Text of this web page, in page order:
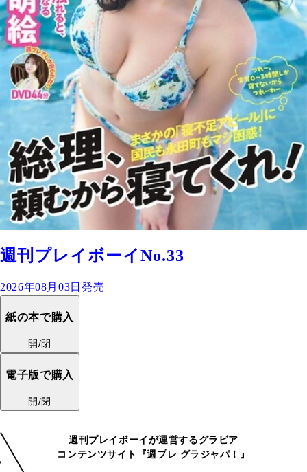
週刊プレイボーイNo.33
2026年08月03日発売
紙の本で購入
開/閉
電子版で購入
開/閉
週刊プレイボーイが運営するグラビア
コンテンツサイト『週プレ グラジャパ！』